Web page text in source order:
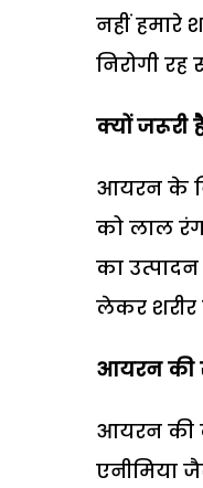
नहीं हमारे
निरोगी
क्यों जरूरी
आयरन के
को लाल
का
लेकर शरीर
आयरन की
आयरन की
एनीमिया